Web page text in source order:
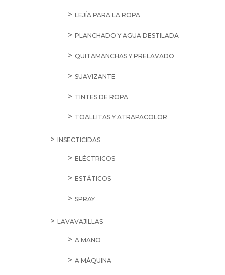
LEJÍA PARA LA ROPA
PLANCHADO Y AGUA DESTILADA
QUITAMANCHAS Y PRELAVADO
SUAVIZANTE
TINTES DE ROPA
TOALLITAS Y ATRAPACOLOR
INSECTICIDAS
ELÉCTRICOS
ESTÁTICOS
SPRAY
LAVAVAJILLAS
A MANO
A MÁQUINA